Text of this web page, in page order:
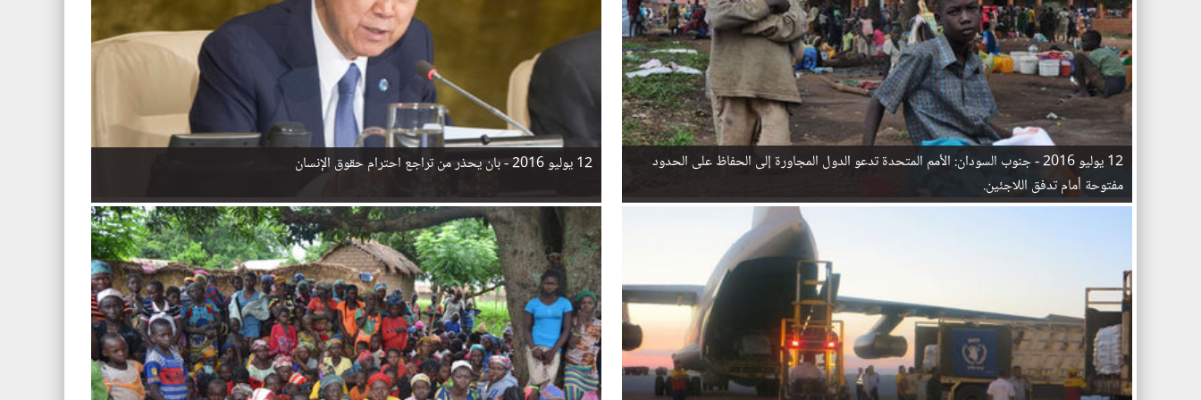
12 يوليو 2016 -
جنوب السودان: الأمم المتحدة تدعو الدول المجاورة إلى الحفاظ على الحدود
مفتوحة أمام تدفق اللاجئين.
12 يوليو 2016 - بان يحذر من تراجع احترام حقوق الإنسان
ص
ف
ح
ا
ت